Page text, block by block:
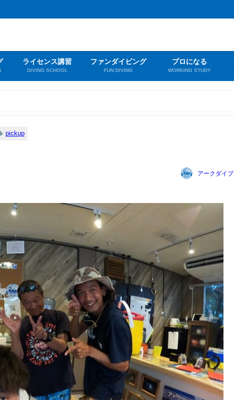
ライセンス講習
DIVING SCHOOL
ファンダイビング
FUN DIVING
プロになる
WORKING STUDY
pickup
アークダイブ